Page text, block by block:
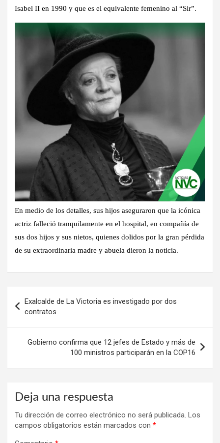
Isabel II en 1990 y que es el equivalente femenino al “Sir”.
En medio de los detalles, sus hijos aseguraron que la icónica
actriz falleció tranquilamente en el hospital, en compañía de
sus dos hijos y sus nietos, quienes dolidos por la gran pérdida
de su extraordinaria madre y abuela dieron la noticia.
de
entradas
Exalcalde de La Victoria es investigado por dos
contratos
Gobierno confirma que 12 jefes de Estado y más de
100 ministros participarán en la COP16
Deja una respuesta
Tu dirección de correo electrónico no será publicada. Los
campos obligatorios están marcados con *